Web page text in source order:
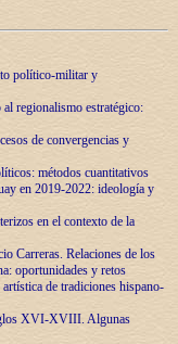
político-militar y
regionalismo estratégico:
de convergencias y
métodos cuantitativos
en 2019-2022: ideología y
en el contexto de la
Carreras. Relaciones de los
oportunidades y retos
de tradiciones hispano-
XVI-XVIII. Algunas